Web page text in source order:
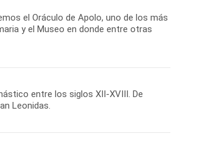
el Oráculo de Apolo, uno de los más
y el Museo en donde entre otras
entre los siglos XII-XVIII. De
Leonidas.